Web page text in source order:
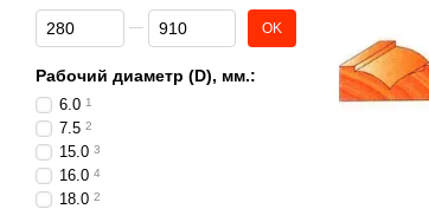
От Цена, грн
До Цена, грн OK
Рабочий диаметр (D), мм.:
6.0 1
7.5 2
15.0 3
16.0 4
18.0 2